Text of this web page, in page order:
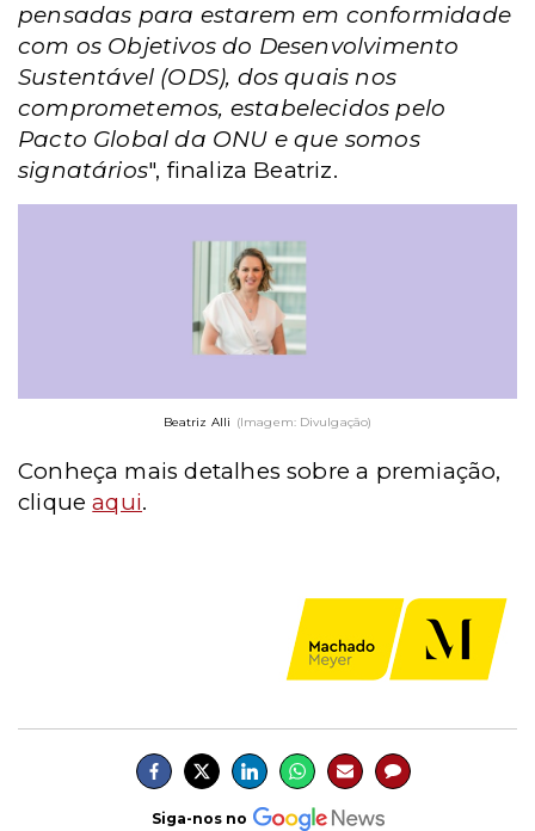
pensadas para estarem em conformidade
com os Objetivos do Desenvolvimento
Sustentável (ODS), dos quais nos
comprometemos, estabelecidos pelo
Pacto Global da ONU e que somos
signatários", finaliza Beatriz.
Beatriz Alli (Imagem: Divulgação)
Conheça mais detalhes sobre a premiação,
cliqueaqui.
Siga-nos no